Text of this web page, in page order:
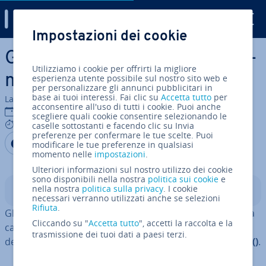
Vai al contenuto prin­ci­pa­le
Gli iteratori Python: fun­zio­na­
men­to e utilità in breve
La redazione di IONOS
20 lug 2023
5 mins
Condividi via Facebook
Condividi via Twitter
Condividi via LinkedIN
Aggiungi come fonte
preferita su Google
Indice
Gli iteratori Python sono oggetti nativi con una quantità
cal­co­la­bi­le di elementi che im­ple­men­ta­no il pro­to­col­lo
degli iteratori co­sti­tui­to dalle duefunzioni ().
Impostazioni dei cookie
Utilizziamo i cookie per offrirti la migliore
esperienza utente possibile sul nostro sito web e
per personalizzare gli annunci pubblicitari in
base ai tuoi interessi. Fai clic suAccetta tutto per
acconsentire all'uso di tutti i cookie. Puoi anche
scegliere quali cookie consentire selezionando le
caselle sottostanti e facendo clic su Invia
preferenze per confermare le tue scelte. Puoi
modificare le tue preferenze in qualsiasi
momento nelle impostazioni.
Ulteriori informazioni sul nostro utilizzo dei cookie
sono disponibili nella nostra politica sui cookie e
nella nostra politica sulla privacy. I cookie
necessari verranno utilizzati anche se selezioni
Rifiuta.
Cliccando su "Accetta tutto", accetti la raccolta e la
trasmissione dei tuoi dati a paesi terzi.